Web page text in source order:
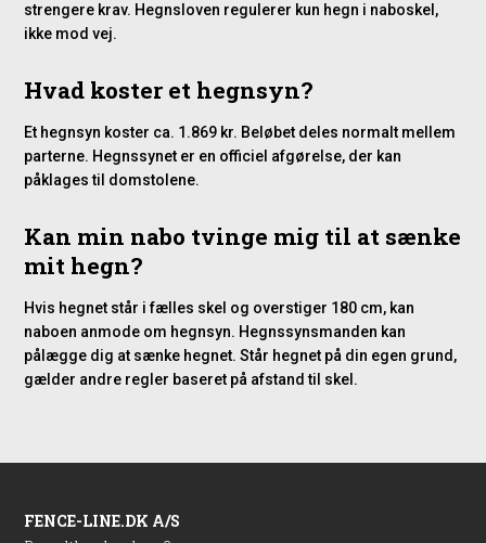
strengere krav. Hegnsloven regulerer kun hegn i naboskel,
ikke mod vej.
Hvad koster et hegnsyn?
Et hegnsyn koster ca. 1.869 kr. Beløbet deles normalt mellem
parterne. Hegnssynet er en officiel afgørelse, der kan
påklages til domstolene.
Kan min nabo tvinge mig til at sænke
mit hegn?
Hvis hegnet står i fælles skel og overstiger 180 cm, kan
naboen anmode om hegnsyn. Hegnssynsmanden kan
pålægge dig at sænke hegnet. Står hegnet på din egen grund,
gælder andre regler baseret på afstand til skel.
FENCE-LINE.DK A/S